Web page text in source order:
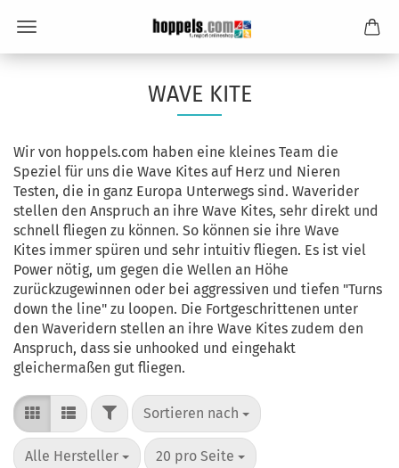
WAVE KITE
Wir von hoppels.com haben eine kleines Team die
Speziel für uns die Wave Kites auf Herz und Nieren
Testen, die in ganz Europa Unterwegs sind. Waverider
stellen den Anspruch an ihre Wave Kites, sehr direkt und
schnell fliegen zu können. So können sie ihre Wave
Kites immer spüren und sehr intuitiv fliegen. Es ist viel
Power nötig, um gegen die Wellen an Höhe
zurückzugewinnen oder bei aggressiven und tiefen "Turns
down the line" zu loopen. Die Fortgeschrittenen unter
den Waveridern stellen an ihre Wave Kites zudem den
Anspruch, dass sie unhooked und eingehakt
gleichermaßen gut fliegen.
FILTERSortieren nach
Sortieren nach
Alle Hersteller
pro Seite 20 pro Seite
pro Seite